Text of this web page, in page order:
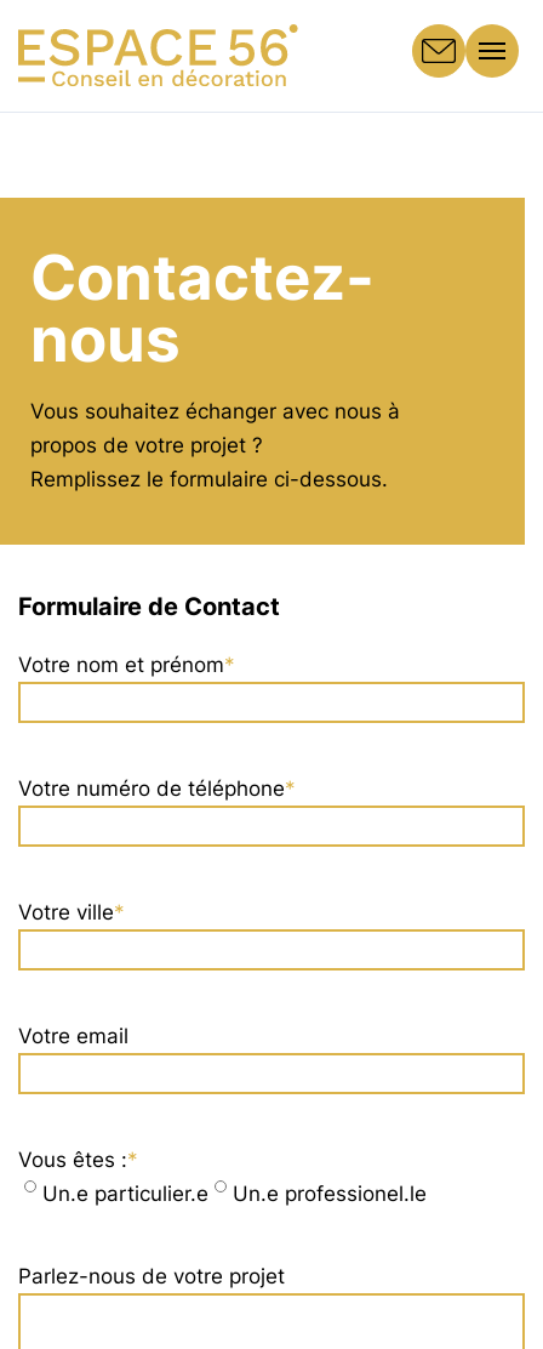
Menu
Contactez-
nous
Vous souhaitez échanger avec nous à
propos de votre projet ?
Remplissez le formulaire ci-dessous.
Formulaire de Contact
Votre nom et prénom*
Votre numéro de téléphone*
Votre ville*
Votre email
Vous êtes :*
Un.e particulier.e
Un.e professionel.le
Parlez-nous de votre projet